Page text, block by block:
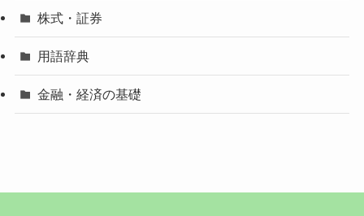
株式・証券
用語辞典
金融・経済の基礎